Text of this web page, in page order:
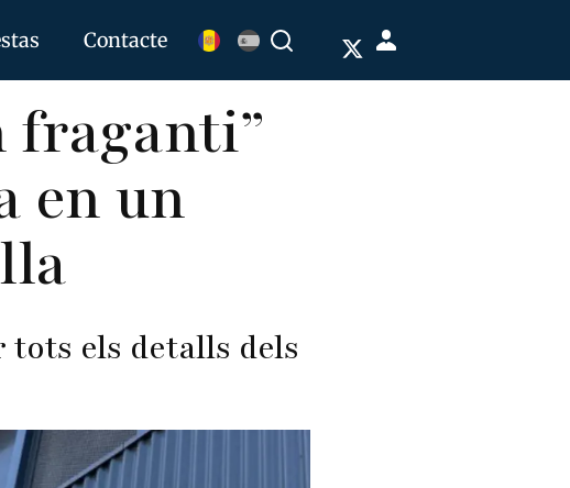
Contacte Buscar Menú
de
fraganti”
en un
els detalls dels